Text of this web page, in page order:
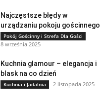
Najczęstsze błędy w
urządzaniu pokoju gościnnego
Pokój Gościnny i Strefa Dla Gości
8 września 2025
Kuchnia glamour – elegancja i
blask na co dzień
Kuchnia i Jadalnia 2 listopada 2025